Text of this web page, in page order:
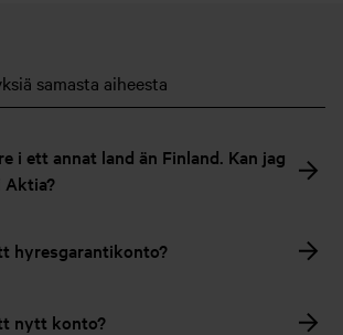
samasta aiheesta
i ett annat land än Finland. Kan jag
hyresgarantikonto?
nytt konto?